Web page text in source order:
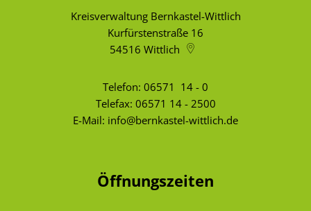
Kreisverwaltung Bernkastel-Wittlich
Kurfürstenstraße 16
54516 Wittlich
Telefon: 06571 14 - 0
Telefax: 06571 14 - 2500
E-Mail: info@bernkastel-wittlich.de
Öffnungszeiten